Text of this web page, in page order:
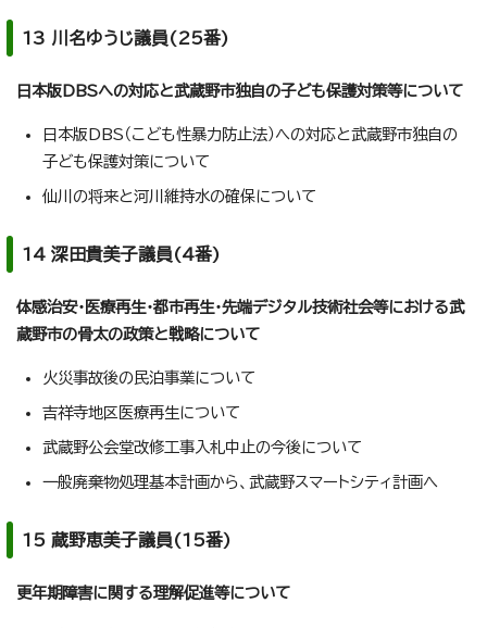
13 川名ゆうじ議員(25番)
日本版DBSへの対応と武蔵野市独自の子ども保護対策等について
日本版DBS（こども性暴力防止法）への対応と武蔵野市独自の
子ども保護対策について
仙川の将来と河川維持水の確保について
14 深田貴美子議員(4番)
体感治安・医療再生・都市再生・先端デジタル技術社会等における武
蔵野市の骨太の政策と戦略について
火災事故後の民泊事業について
吉祥寺地区医療再生について
武蔵野公会堂改修工事入札中止の今後について
一般廃棄物処理基本計画から、武蔵野スマートシティ計画へ
15 蔵野恵美子議員(15番)
更年期障害に関する理解促進等について